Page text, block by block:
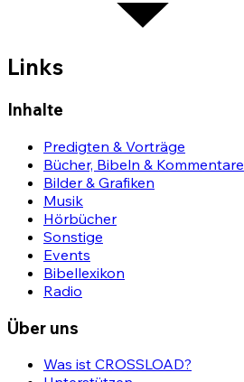
Links
Inhalte
Predigten & Vorträge
Bücher, Bibeln & Kommentare
Bilder & Grafiken
Musik
Hörbücher
Sonstige
Events
Bibellexikon
Radio
Über uns
Was ist CROSSLOAD?